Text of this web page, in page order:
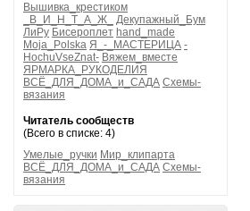
Вышивка_крестиком
_В_И_Н_Т_А_Ж_
Декупажный_Бум
ЛиРу Бисероплет hand_made
Moja_Polska Я_-_МАСТЕРИЦА -
HochuVseZnat- Вяжем_вместе
ЯРМАРКА_РУКОДЕЛИЯ
ВСЁ_ДЛЯ_ДОМА_и_САДА Схемы-
вязания
Читатель сообществ
(Всего в списке: 4)
Умелые_ручки Мир_клипарта
ВСЁ_ДЛЯ_ДОМА_и_САДА Схемы-
вязания